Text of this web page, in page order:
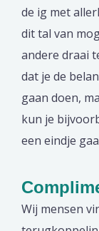
de ig met
dit tal van
andere draai
dat je de
gaan doen,
kun je
een eindje
Wij mensen